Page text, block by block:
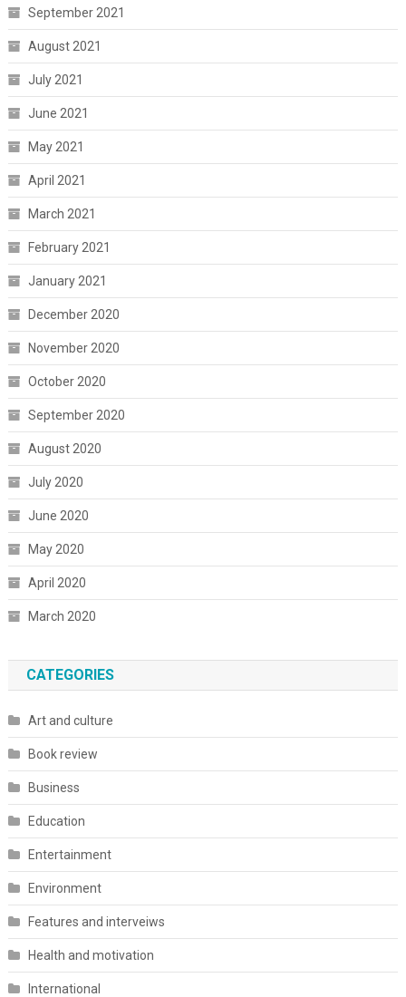
September 2021
August 2021
July 2021
June 2021
May 2021
April 2021
March 2021
February 2021
January 2021
December 2020
November 2020
October 2020
September 2020
August 2020
July 2020
June 2020
May 2020
April 2020
March 2020
CATEGORIES
Art and culture
Book review
Business
Education
Entertainment
Environment
Features and interveiws
Health and motivation
International